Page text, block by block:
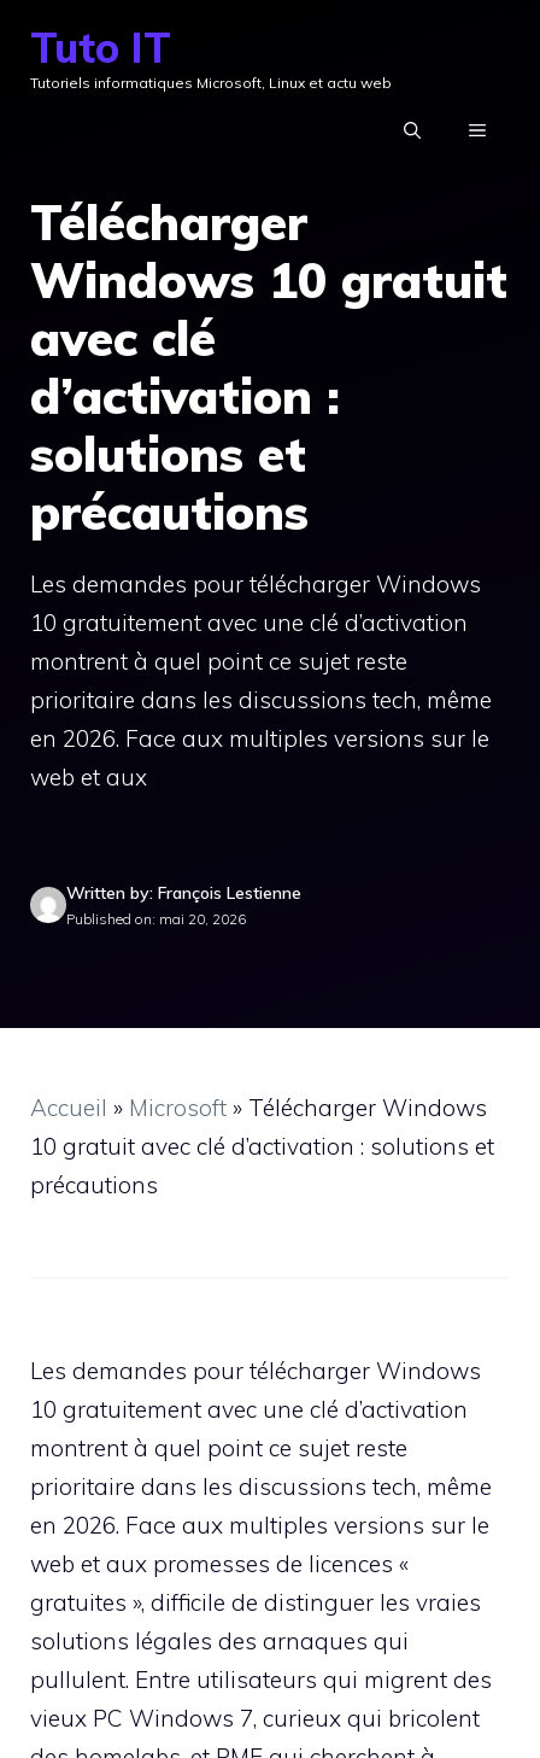
contenu
Tuto IT
Tutoriels informatiques Microsoft, Linux et actu web
MENU
Télécharger
Windows 10 gratuit
avec clé
d’activation :
solutions et
précautions
Les demandes pour télécharger Windows
10 gratuitement avec une clé d’activation
montrent à quel point ce sujet reste
prioritaire dans les discussions tech, même
en 2026. Face aux multiples versions sur le
web et aux
Written by: François Lestienne
Published on: mai 20, 2026
Accueil » Microsoft » Télécharger Windows
10 gratuit avec clé d’activation : solutions et
précautions
Les demandes pour télécharger Windows
10 gratuitement avec une clé d’activation
montrent à quel point ce sujet reste
prioritaire dans les discussions tech, même
en 2026. Face aux multiples versions sur le
web et aux promesses de licences «
gratuites », difficile de distinguer les vraies
solutions légales des arnaques qui
pullulent. Entre utilisateurs qui migrent des
vieux PC Windows 7, curieux qui bricolent